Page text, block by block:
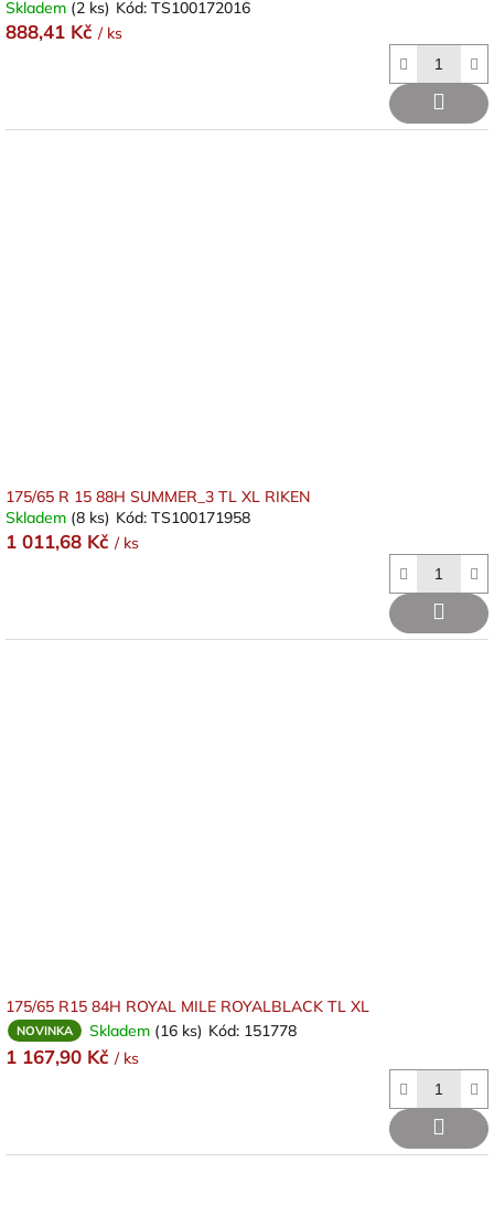
Skladem (2 ks) Kód: TS100172016
888,41 Kč / ks
175/65 R 15 88H SUMMER_3 TL XL RIKEN
Skladem (8 ks) Kód: TS100171958
1 011,68 Kč / ks
175/65 R15 84H ROYAL MILE ROYALBLACK TL XL
NOVINKA Skladem (16 ks) Kód: 151778
1 167,90 Kč / ks